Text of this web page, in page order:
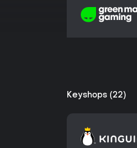
Keyshops (22)